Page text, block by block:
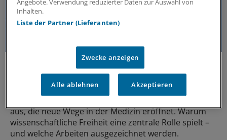
Freiheit als Voraussetzung für medizinischen
Fortschritt
Seit 50 Jahren zeichnet die Jung-Stiftung Forschung
aus, die neue Wege in der Medizin eröffnet. Warum
wissenschaftliche Freiheit eine zentrale Rolle spielt –
und welche Arbeiten ausgezeichnet werden.
Angebote. Verwendung reduzierter Daten zur Auswahl von
Inhalten.
Liste der Partner (Lieferanten)
Zwecke anzeigen
Alle ablehnen Akzeptieren